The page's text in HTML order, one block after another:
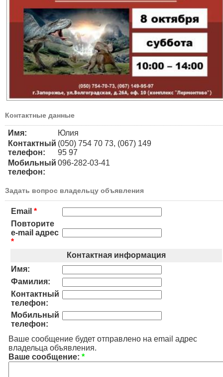
Контактные данные
Имя:
Юлия
Контактный
телефон:
(050) 754 70 73, (067) 149
95 97
Мобильный
телефон:
096-282-03-41
Задать вопрос владельцу объявления
Email *
Повторите
e-mail адрес
*
Контактная информация
Имя:
Фамилия:
Контактный
телефон:
Мобильный
телефон:
Ваше сообщение будет отправлено на email адрес
владельца объявления.
Ваше сообщение: *